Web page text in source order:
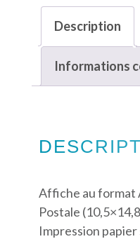
Description
Informations
Affiche au format
Postale
Impression